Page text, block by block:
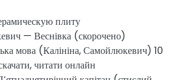
плиту
— Веснівка (скорочено)
мова (Калініна, Самойлюкевич) 10
читати онлайн